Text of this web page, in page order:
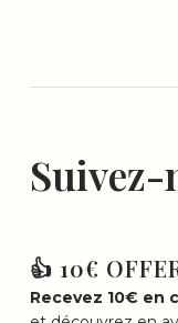
Suivez-
👍 10€
Recevez 10€ en